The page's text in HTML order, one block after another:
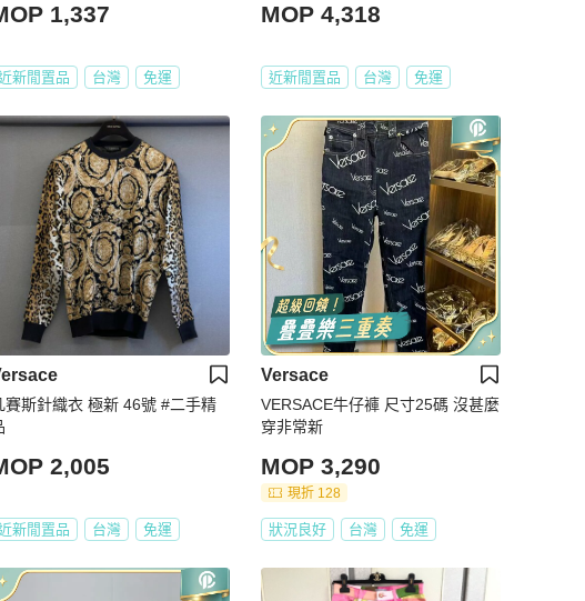
1,337
新閒置品 台灣 免運
MOP 4,318
近新閒置品 台灣 免運
斯針織衣 極新 46號 #二手精
2,005
新閒置品 台灣 免運
Versace
VERSACE牛仔褲 尺寸25碼 沒甚麼
穿非常新
MOP 3,290
現折 128
狀況良好 台灣 免運